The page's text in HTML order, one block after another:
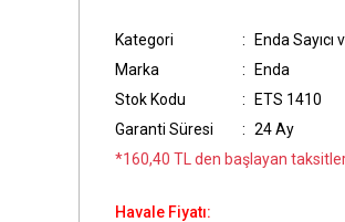
Kategori
Enda
Marka
Enda
Stok Kodu
ETS 1410
Garanti Süresi
24 Ay
*160,40 TL den başlayan
Havale Fiyatı: